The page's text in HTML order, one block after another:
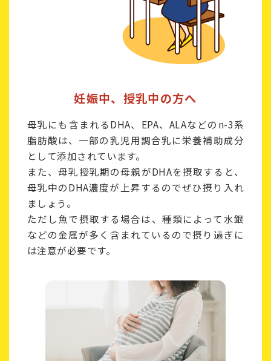
妊娠中、授乳中の方へ
母乳にも含まれるDHA、EPA、ALAなどのn-3系
脂肪酸は、一部の乳児用調合乳に栄養補助成分
として添加されています。
また、母乳授乳期の母親がDHAを摂取すると、
母乳中のDHA濃度が上昇するのでぜひ摂り入れ
ましょう。
ただし魚で摂取する場合は、種類によって水銀
などの金属が多く含まれているので摂り過ぎに
は注意が必要です。